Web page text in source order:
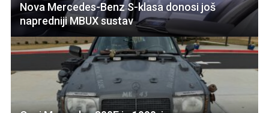
Nova Mercedes-Benz S-klasa donosi još
napredniji MBUX sustav